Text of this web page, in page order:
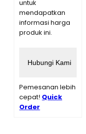
untuk
mendapatkan
informasi harga
produk ini.
Hubungi Kami
Pemesanan lebih
cepat! Quick
Order